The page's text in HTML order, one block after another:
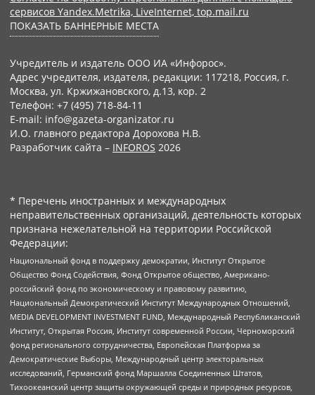
сервисов Yandex.Metrika, LiveInternet, top.mail.ru
ПОКАЗАТЬ БАННЕРНЫЕ МЕСТА
Учредитель и издатель ООО ИА «Инфорос».
Адрес учредителя, издателя, редакции: 117218, Россия, г.
Москва, ул. Кржижановского, д.13, кор. 2
Телефон: +7 (495) 718-84-11
E-mail: info@gazeta-organizator.ru
И.О. главного редактора Дорохова Н.В.
Разработчик сайта – INFOROS 2026
* Перечень иностранных и международных
неправительственных организаций, деятельность которых
признана нежелательной на территории Российской
Федерации:
Национальный фонд в поддержку демократии, Институт Открытое
Общество Фонд Содействия, Фонд Открытое общество, Американо-
российский фонд по экономическому и правовому развитию,
Национальный Демократический Институт Международных Отношений,
MEDIA DEVELOPMENT INVESTMENT FUND, Международный Республиканский
Институт, Открытая Россия, Институт современной России, Черноморский
фонд регионального сотрудничества, Европейская Платформа за
Демократические Выборы, Международный центр электоральных
исследований, Германский фонд Маршалла Соединенных Штатов,
Тихоокеанский центр защиты окружающей среды и природных ресурсов,